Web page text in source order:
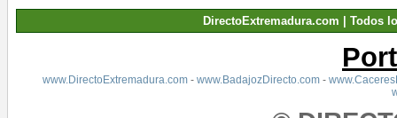
DirectoExtremadura.com | Todos
www.DirectoExtremadura.com- www.BadajozDirecto.com-